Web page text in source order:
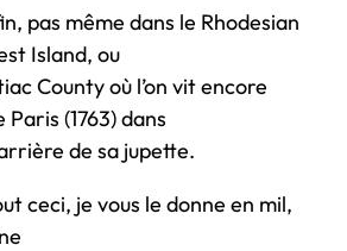
pas même dans le Rhodesian
Island, ou
County où l’on vit encore
(1763) dans
de sa jupette.
ceci, je vous le donne en mil,